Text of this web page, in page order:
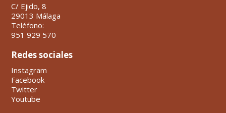
C/ Ejido, 8
29013 Málaga
Teléfono:
951 929 570
Redes sociales
Instagram
Facebook
Twitter
Youtube